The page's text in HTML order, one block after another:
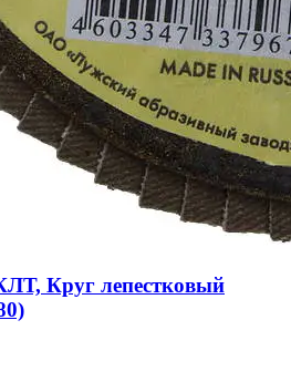
Круг лепестковый